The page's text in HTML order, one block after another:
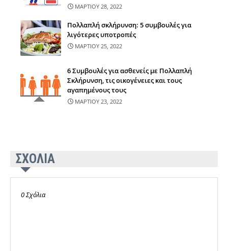
ΜΑΡΤΙΟΥ 28, 2022
Πολλαπλή σκλήρυνση: 5 συμβουλές για
λιγότερες υποτροπές
ΜΑΡΤΙΟΥ 25, 2022
6 Συμβουλές για ασθενείς με Πολλαπλή
Σκλήρυνση, τις οικογένειες και τους
αγαπημένους τους
ΜΑΡΤΙΟΥ 23, 2022
ΣΧΟΛΙΑ
0 Σχόλια